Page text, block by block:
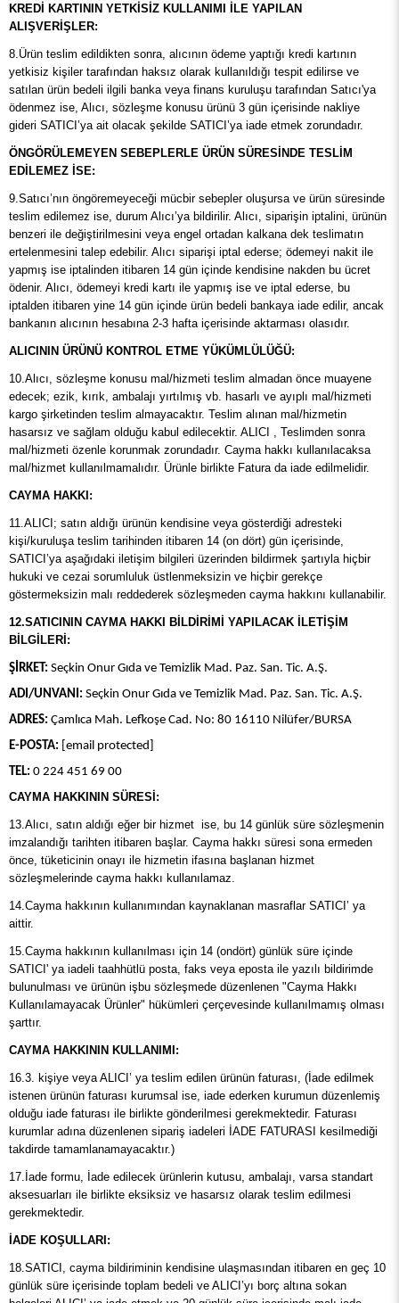
KREDİ KARTININ YETKİSİZ KULLANIMI İLE YAPILAN
ALIŞVERİŞLER:
8.Ürün teslim edildikten sonra, alıcının ödeme yaptığı kredi kartının
yetkisiz kişiler tarafından haksız olarak kullanıldığı tespit edilirse ve
satılan ürün bedeli ilgili banka veya finans kuruluşu tarafından Satıcı'ya
ödenmez ise, Alıcı, sözleşme konusu ürünü 3 gün içerisinde nakliye
gideri SATICI’ya ait olacak şekilde SATICI’ya iade etmek zorundadır.
ÖNGÖRÜLEMEYEN SEBEPLERLE ÜRÜN SÜRESİNDE TESLİM
EDİLEMEZ İSE:
9.Satıcı’nın öngöremeyeceği mücbir sebepler oluşursa ve ürün süresinde
teslim edilemez ise, durum Alıcı’ya bildirilir. Alıcı, siparişin iptalini, ürünün
benzeri ile değiştirilmesini veya engel ortadan kalkana dek teslimatın
ertelenmesini talep edebilir. Alıcı siparişi iptal ederse; ödemeyi nakit ile
yapmış ise iptalinden itibaren 14 gün içinde kendisine nakden bu ücret
ödenir. Alıcı, ödemeyi kredi kartı ile yapmış ise ve iptal ederse, bu
iptalden itibaren yine 14 gün içinde ürün bedeli bankaya iade edilir, ancak
bankanın alıcının hesabına 2-3 hafta içerisinde aktarması olasıdır.
ALICININ ÜRÜNÜ KONTROL ETME YÜKÜMLÜLÜĞÜ:
10.Alıcı, sözleşme konusu mal/hizmeti teslim almadan önce muayene
edecek; ezik, kırık, ambalajı yırtılmış vb. hasarlı ve ayıplı mal/hizmeti
kargo şirketinden teslim almayacaktır. Teslim alınan mal/hizmetin
hasarsız ve sağlam olduğu kabul edilecektir. ALICI , Teslimden sonra
mal/hizmeti özenle korunmak zorundadır. Cayma hakkı kullanılacaksa
mal/hizmet kullanılmamalıdır. Ürünle birlikte Fatura da iade edilmelidir.
CAYMA HAKKI:
11.ALICI; satın aldığı ürünün kendisine veya gösterdiği adresteki
kişi/kuruluşa teslim tarihinden itibaren 14 (on dört) gün içerisinde,
SATICI’ya aşağıdaki iletişim bilgileri üzerinden bildirmek şartıyla hiçbir
hukuki ve cezai sorumluluk üstlenmeksizin ve hiçbir gerekçe
göstermeksizin malı reddederek sözleşmeden cayma hakkını kullanabilir.
12.SATICININ CAYMA HAKKI BİLDİRİMİ YAPILACAK İLETİŞİM
BİLGİLERİ:
ŞİRKET: Seçkin Onur Gıda ve Temizlik Mad. Paz. San. Tic. A.Ş.
ADI/UNVANI: Seçkin Onur Gıda ve Temizlik Mad. Paz. San. Tic. A.Ş.
ADRES: Çamlıca Mah. Lefkoşe Cad. No: 80 16110 Nilüfer/BURSA
E-POSTA: [email protected]
TEL: 0 224 451 69 00
CAYMA HAKKININ SÜRESİ:
13.Alıcı, satın aldığı eğer bir hizmet ise, bu 14 günlük süre sözleşmenin
imzalandığı tarihten itibaren başlar. Cayma hakkı süresi sona ermeden
önce, tüketicinin onayı ile hizmetin ifasına başlanan hizmet
sözleşmelerinde cayma hakkı kullanılamaz.
14.Cayma hakkının kullanımından kaynaklanan masraflar SATICI’ ya
aittir.
15.Cayma hakkının kullanılması için 14 (ondört) günlük süre içinde
SATICI' ya iadeli taahhütlü posta, faks veya eposta ile yazılı bildirimde
bulunulması ve ürünün işbu sözleşmede düzenlenen "Cayma Hakkı
Kullanılamayacak Ürünler" hükümleri çerçevesinde kullanılmamış olması
şarttır.
CAYMA HAKKININ KULLANIMI:
16.3. kişiye veya ALICI’ ya teslim edilen ürünün faturası, (İade edilmek
istenen ürünün faturası kurumsal ise, iade ederken kurumun düzenlemiş
olduğu iade faturası ile birlikte gönderilmesi gerekmektedir. Faturası
kurumlar adına düzenlenen sipariş iadeleri İADE FATURASI kesilmediği
takdirde tamamlanamayacaktır.)
17.İade formu, İade edilecek ürünlerin kutusu, ambalajı, varsa standart
aksesuarları ile birlikte eksiksiz ve hasarsız olarak teslim edilmesi
gerekmektedir.
İADE KOŞULLARI:
18.SATICI, cayma bildiriminin kendisine ulaşmasından itibaren en geç 10
günlük süre içerisinde toplam bedeli ve ALICI’yı borç altına sokan